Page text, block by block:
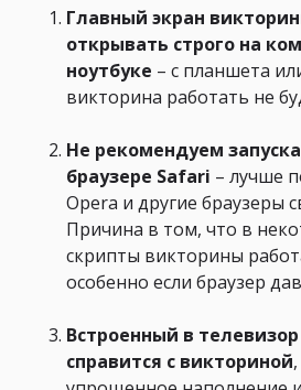
Главный экран
открывать строго на
ноутбуке – с планшета
викторина работать не
Не рекомендуем
браузере Safari – лучше
Opera и другие браузеры
Причина в том, что в
скрипты викторины
особенно если браузер
Встроенный в
справится с викториной